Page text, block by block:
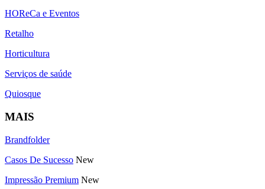
HOReCa e Eventos
Retalho
Horticultura
Serviços de saúde
Quiosque
MAIS
Brandfolder
Casos De Sucesso New
Impressão Premium New